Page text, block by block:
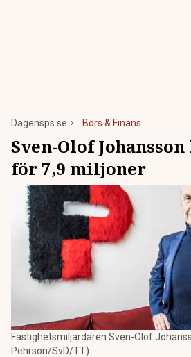
Dagensps.se Börs & Finans
Sven-Olof
för 7,9 miljoner
Fastighetsmiljardären Sven-Olof
Pehrson/SvD/TT)